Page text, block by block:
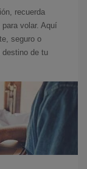
recuerda
volar. Aquí
seguro o
destino de tu